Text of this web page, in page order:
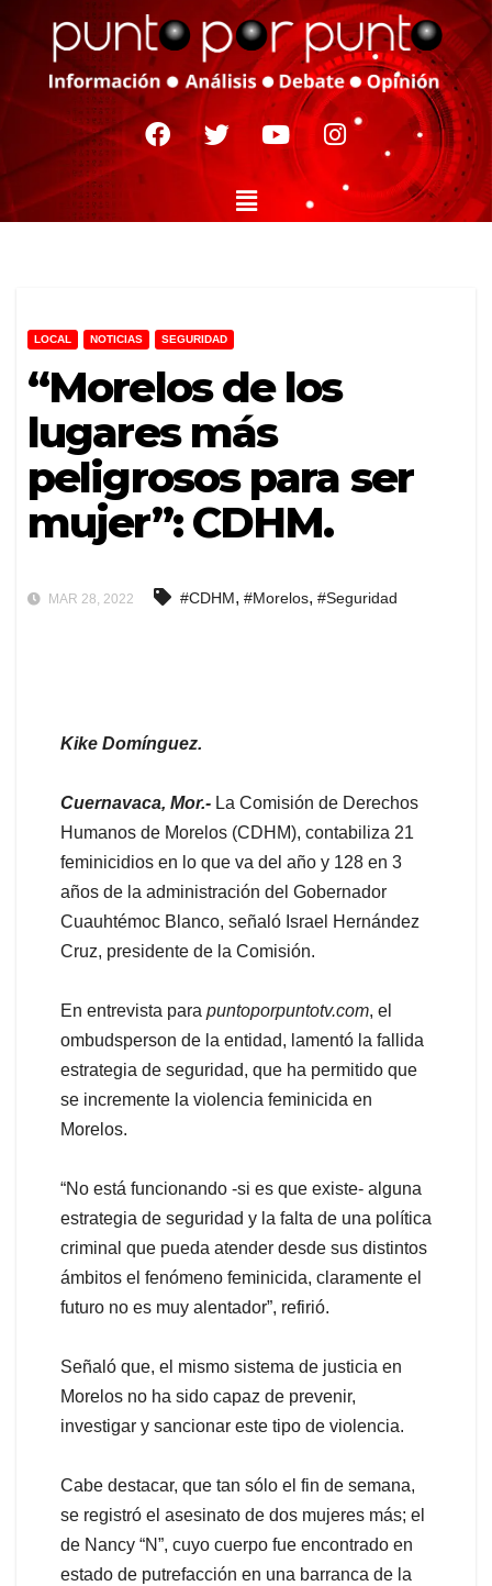
LOCAL NOTICIAS SEGURIDAD
“Morelos de los
lugares más
peligrosos para ser
mujer”: CDHM.
MAR 28, 2022 #CDHM, #Morelos, #Seguridad
Kike Domínguez.
Cuernavaca, Mor.- La Comisión de Derechos
Humanos de Morelos (CDHM), contabiliza 21
feminicidios en lo que va del año y 128 en 3
años de la administración del Gobernador
Cuauhtémoc Blanco, señaló Israel Hernández
Cruz, presidente de la Comisión.
En entrevista para puntoporpuntotv.com, el
ombudsperson de la entidad, lamentó la fallida
estrategia de seguridad, que ha permitido que
se incremente la violencia feminicida en
Morelos.
“No está funcionando -si es que existe- alguna
estrategia de seguridad y la falta de una política
criminal que pueda atender desde sus distintos
ámbitos el fenómeno feminicida, claramente el
futuro no es muy alentador”, refirió.
Señaló que, el mismo sistema de justicia en
Morelos no ha sido capaz de prevenir,
investigar y sancionar este tipo de violencia.
Cabe destacar, que tan sólo el fin de semana,
se registró el asesinato de dos mujeres más; el
de Nancy “N”, cuyo cuerpo fue encontrado en
estado de putrefacción en una barranca de la